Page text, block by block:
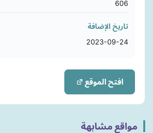
606
تاريخ الإضافة
2023-09-24
افتح الموقع
مواقع مشابهة